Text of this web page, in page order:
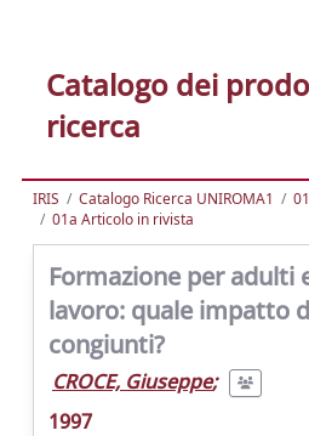
Catalogo dei
ricerca
IRIS Catalogo Ricerca UNIROMA1
01a Articolo in rivista
Formazione per adulti
lavoro: quale impatto
congiunti?
CROCE, Giuseppe;
1997